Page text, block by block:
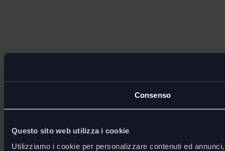
Consenso
Questo sito web utilizza i cookie
Utilizziamo i cookie per personalizzare contenuti ed